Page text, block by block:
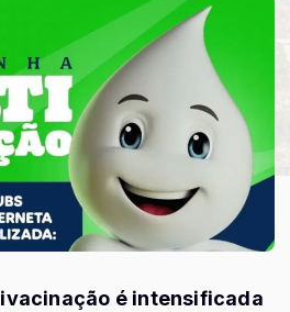
é intensificada